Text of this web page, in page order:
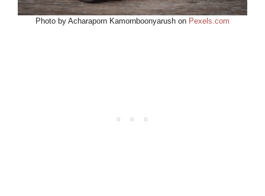
Photo by Acharaporn Kamornboonyarush on Pexels.com